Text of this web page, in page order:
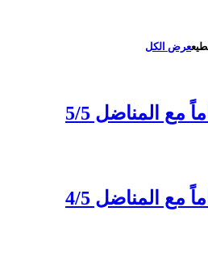
عرض الكل
المناضل 5/5
المناضل 4/5